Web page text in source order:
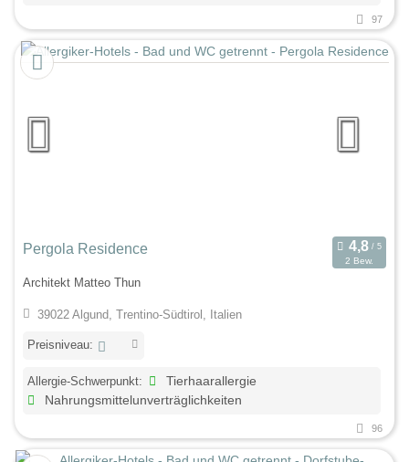
97
Pergola Residence
2 Bew.
Architekt Matteo Thun
39022 Algund, Trentino-Südtirol, Italien
Preisniveau:
Allergie-Schwerpunkt:
Tierhaarallergie
Nahrungsmittelunverträglichkeiten
96